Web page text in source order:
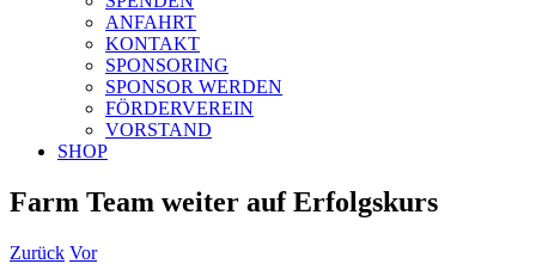
ANFAHRT
KONTAKT
SPONSORING
SPONSOR WERDEN
FÖRDERVEREIN
VORSTAND
SHOP
Farm Team weiter auf Erfolgskurs
Zurück Vor